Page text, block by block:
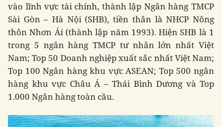
vào lĩnh vực tài chính, thành lập Ngân hàng TMCP
Sài Gòn – Hà Nội (SHB), tiền thân là NHCP Nông
thôn Nhơn Ái (thành lập năm 1993). Hiện SHB là 1
trong 5 ngân hàng TMCP tư nhân lớn nhất Việt
Nam; Top 50 Doanh nghiệp xuất sắc nhất Việt Nam;
Top 100 Ngân hàng khu vực ASEAN; Top 500 ngân
hàng khu vực Châu Á – Thái Bình Dương và Top
1.000 Ngân hàng toàn cầu.